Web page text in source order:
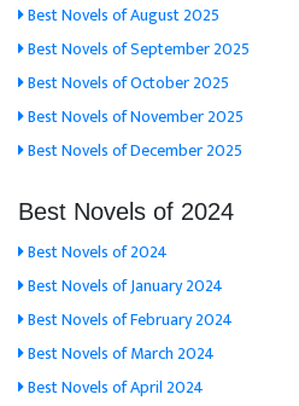
Best Novels of August 2025
Best Novels of September 2025
Best Novels of October 2025
Best Novels of November 2025
Best Novels of December 2025
Best Novels of 2024
Best Novels of 2024
Best Novels of January 2024
Best Novels of February 2024
Best Novels of March 2024
Best Novels of April 2024